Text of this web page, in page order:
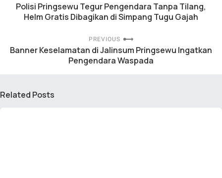
Polisi Pringsewu Tegur Pengendara Tanpa Tilang,
Helm Gratis Dibagikan di Simpang Tugu Gajah
PREVIOUS
Banner Keselamatan di Jalinsum Pringsewu Ingatkan
Pengendara Waspada
Related Posts